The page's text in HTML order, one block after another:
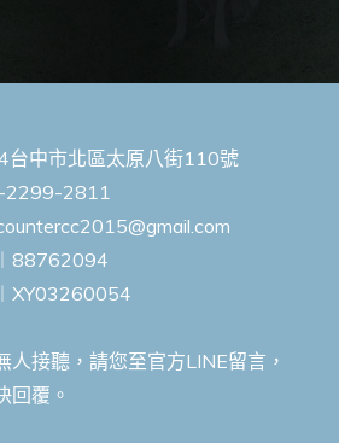
台中市北區太原八街110號
2299-2811
人接聽，請您至官方LINE留言，
回覆。